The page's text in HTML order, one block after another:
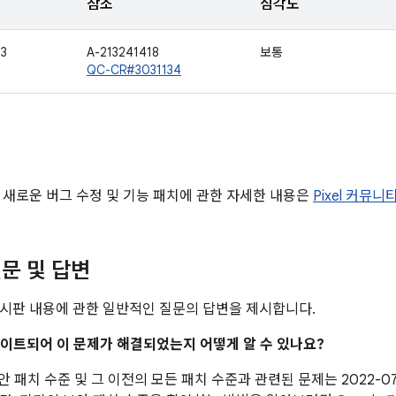
참조 심각도
A-213241418
QC-CR#3031134
보통
로운 버그 수정 및 기능 패치에 관한 자세한 내용은 Pixel 커뮤니
및 답변
판 내용에 관한 일반적인 질문의 답변을 제시합니다.
트되어 이 문제가 해결되었는지 어떻게 알 수 있나요?
치 수준 및 그 이전의 모든 패치 수준과 관련된 문제는 2022-